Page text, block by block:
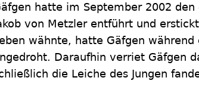
hatte im September 2002
von Metzler entführt und
wähnte, hatte Gäfgen
Daraufhin verriet Gäfgen
die Leiche des Jungen